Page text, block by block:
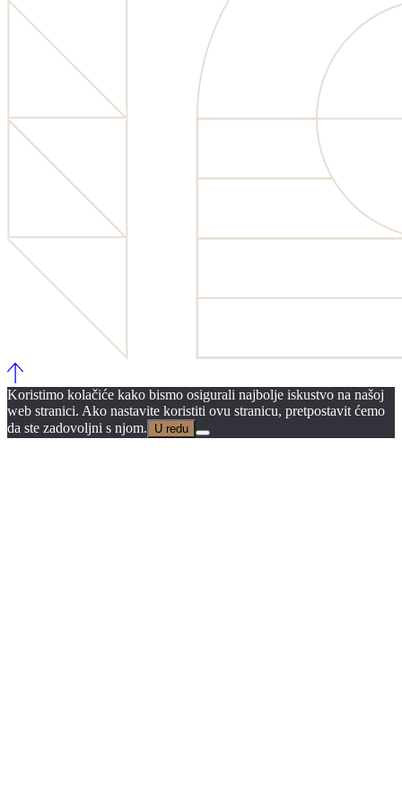
Koristimo kolačiće kako bismo osigurali najbolje iskustvo na našoj
web stranici. Ako nastavite koristiti ovu stranicu, pretpostavit ćemo
da ste zadovoljni s njom.
U redu